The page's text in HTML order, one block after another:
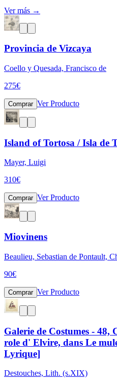
Ver más →
Provincia de Vizcaya
Coello y Quesada, Francisco de
275€
Comprar Ver Producto
Island of Tortosa / Isla de
Mayer, Luigi
310€
Comprar Ver Producto
Miovinens
Beaulieu, Sebastian de Pontault,
90€
Comprar Ver Producto
Galerie de Costumes - 48,
role d' Elvire, dans Le
Lyrique]
Destouches, Lith. (s.XIX)